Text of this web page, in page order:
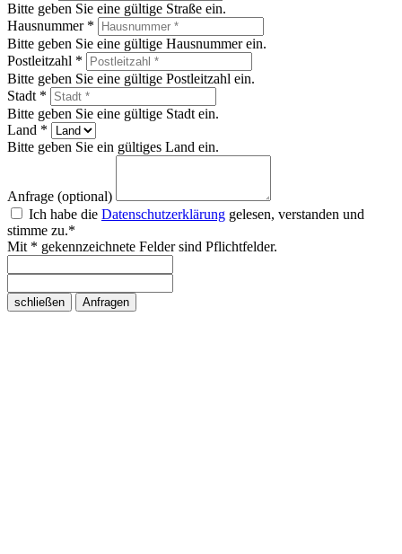
Bitte geben Sie eine gültige Straße ein.
Hausnummer *
Bitte geben Sie eine gültige Hausnummer ein.
Postleitzahl *
Bitte geben Sie eine gültige Postleitzahl ein.
Stadt *
Bitte geben Sie eine gültige Stadt ein.
Land *
Bitte geben Sie ein gültiges Land ein.
Anfrage (optional)
Ich habe die Datenschutzerklärung gelesen, verstanden und
stimme zu.*
Mit * gekennzeichnete Felder sind Pflichtfelder.
schließen Anfragen